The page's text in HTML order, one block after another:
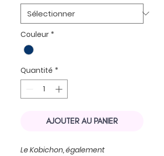
Couleur *
Quantité *
AJOUTER AU PANIER
Le Kobichon, également